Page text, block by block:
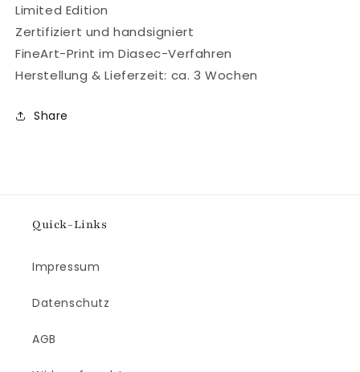
Limited Edition
Zertifiziert und handsigniert
FineArt-Print im Diasec-Verfahren
Herstellung & Lieferzeit: ca. 3 Wochen
Share
Quick-Links
Impressum
Datenschutz
AGB